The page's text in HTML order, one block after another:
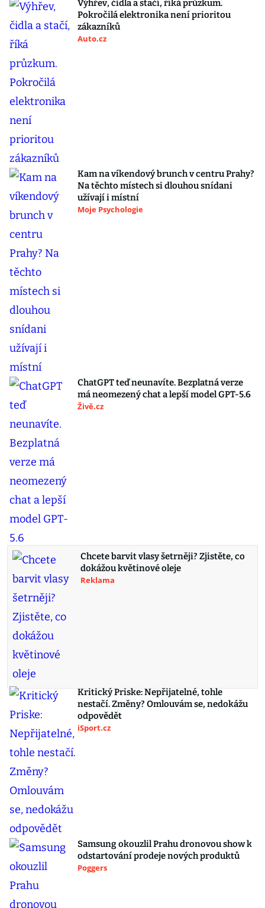
Výhřev, čidla a stačí, říká průzkum.
Pokročilá elektronika není prioritou
zákazníků
Auto.cz
Kam na víkendový brunch v centru Prahy?
Na těchto místech si dlouhou snídani
užívají i místní
Moje Psychologie
ChatGPT teď neunavíte. Bezplatná verze
má neomezený chat a lepší model GPT-5.6
Živě.cz
Chcete barvit vlasy šetrněji? Zjistěte, co
dokážou květinové oleje
Reklama
Kritický Priske: Nepřijatelné, tohle
nestačí. Změny? Omlouvám se, nedokážu
odpovědět
iSport.cz
Samsung okouzlil Prahu dronovou show k
odstartování prodeje nových produktů
Poggers